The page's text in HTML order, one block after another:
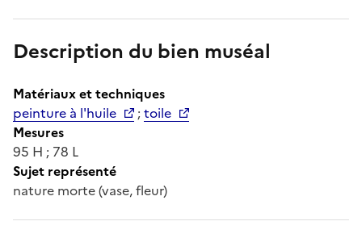
Description du bien muséal
Matériaux et techniques
peinture à l'huile
;toile
Mesures
95 H ; 78 L
Sujet représenté
nature morte (vase, fleur)